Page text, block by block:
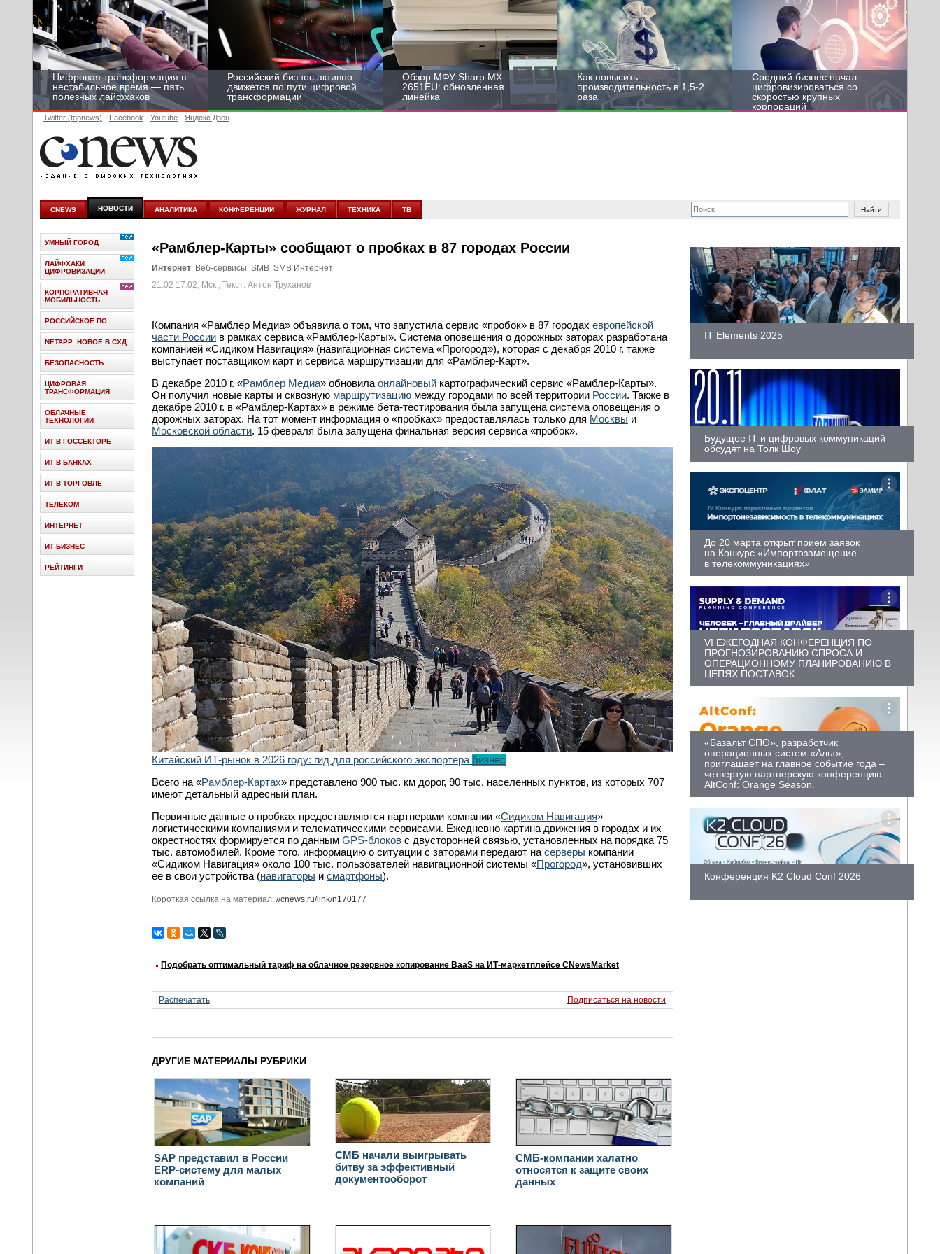
Цифровая трансформация в
нестабильное время — пять
полезных лайфхаков
Российский бизнес активно
движется по пути цифровой
трансформации
Обзор МФУ Sharp MX-
2651EU: обновленная
линейка
Как повысить
производительность в 1,5-2
раза
Средний бизнес начал
цифровизироваться со
скоростью крупных
корпораций
Twitter (topnews) Facebook Youtube Яндекс.Дзен
CNEWS НОВОСТИ АНАЛИТИКА КОНФЕРЕНЦИИ ЖУРНАЛ ТЕХНИКА ТВ
«Рамблер-Карты» сообщают о пробках в 87 городах России
Интернет Веб-сервисы SMB SMB Интернет
21.02 17:02, Мск , Текст: Антон Труханов
Компания «Рамблер Медиа» объявила о том, что запустила сервис «пробок» в 87 городах европейской
части России в рамках сервиса «Рамблер-Карты». Система оповещения о дорожных заторах разработана
компанией «Сидиком Навигация» (навигационная система «Прогород»), которая с декабря 2010 г. также
выступает поставщиком карт и сервиса маршрутизации для «Рамблер-Карт».
В декабре 2010 г. «Рамблер Медиа» обновила онлайновый картографический сервис «Рамблер-Карты».
Он получил новые карты и сквозную маршрутизацию между городами по всей территории России. Также в
декабре 2010 г. в «Рамблер-Картах» в режиме бета-тестирования была запущена система оповещения о
дорожных заторах. На тот момент информация о «пробках» предоставлялась только для Москвы и
Московской области. 15 февраля была запущена финальная версия сервиса «пробок».
Китайский ИТ-рынок в 2026 году: гид для российского экспортера бизнес
Всего на «Рамблер-Картах» представлено 900 тыс. км дорог, 90 тыс. населенных пунктов, из которых 707
имеют детальный адресный план.
Первичные данные о пробках предоставляются партнерами компании «Сидиком Навигация» –
логистическими компаниями и телематическими сервисами. Ежедневно картина движения в городах и их
окрестностях формируется по данным GPS-блоков с двусторонней связью, установленных на порядка 75
тыс. автомобилей. Кроме того, информацию о ситуации с заторами передают на серверы компании
«Сидиком Навигация» около 100 тыс. пользователей навигационной системы «Прогород», установивших
ее в свои устройства (навигаторы и смартфоны).
Короткая ссылка на материал: //cnews.ru/link/n170177
Подобрать оптимальный тариф на облачное резервное копирование BaaS на ИТ-маркетплейсе CNewsMarket
Распечатать Подписаться на новости
ДРУГИЕ МАТЕРИАЛЫ РУБРИКИ
SAP представил в России
ERP-систему для малых
компаний
СМБ начали выигрывать
битву за эффективный
документооборот
СМБ-компании халатно
относятся к защите своих
данных
IT Elements 2025
Будущее IT и цифровых коммуникаций
обсудят на Толк Шоу
До 20 марта открыт прием заявок
на Конкурс «Импортозамещение
в телекоммуникациях»
VI ЕЖЕГОДНАЯ КОНФЕРЕНЦИЯ ПО
ПРОГНОЗИРОВАНИЮ СПРОСА И
ОПЕРАЦИОННОМУ ПЛАНИРОВАНИЮ В
ЦЕПЯХ ПОСТАВОК
«Базальт СПО», разработчик
операционных систем «Альт»,
приглашает на главное событие года –
четвертую партнерскую конференцию
AltConf: Orange Season.
Конференция K2 Cloud Conf 2026
УМНЫЙ ГОРОД
ЛАЙФХАКИ
ЦИФРОВИЗАЦИИ
КОРПОРАТИВНАЯ
МОБИЛЬНОСТЬ
РОССИЙСКОЕ ПО
NETAPP: НОВОЕ В СХД
БЕЗОПАСНОСТЬ
ЦИФРОВАЯ
ТРАНСФОРМАЦИЯ
ОБЛАЧНЫЕ
ТЕХНОЛОГИИ
ИТ В ГОССЕКТОРЕ
ИТ В БАНКАХ
ИТ В ТОРГОВЛЕ
ТЕЛЕКОМ
ИНТЕРНЕТ
ИТ-БИЗНЕС
РЕЙТИНГИ